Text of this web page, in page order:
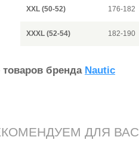
XXL (50-52) 176-182
XXXL (52-54) 182-190
бренда Nautic
ДЛЯ ВАС